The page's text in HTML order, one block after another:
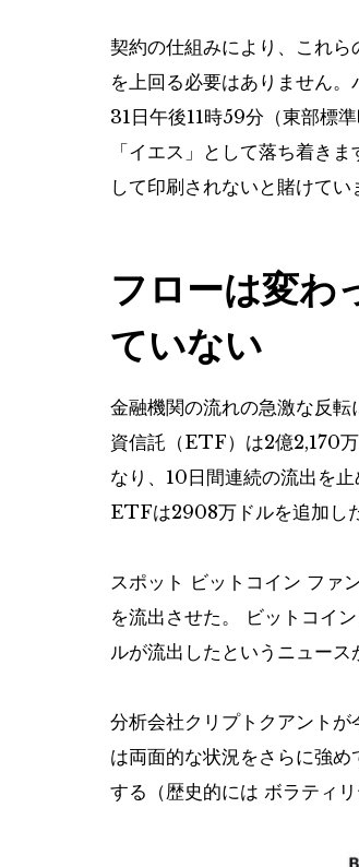
契約の仕組みにより、これ
を上回る必要はありません
31日午後11時59分（東部標
「イエス」として落ち着き
して印刷されないと賭けてい
フローは変わ
ていない
金融機関の流れの急激な反
資信託（ETF）は2億2,170
なり、10日間連続の流出を止
ETFは2908万ドルを追加し
スポット ビットコイン ファ
を流出させた。
ビットコイ
ルが流出したというニュース
分析会社クリプトクアント
は両面的な状況をさらに強め
する（歴史的には ボラティリ